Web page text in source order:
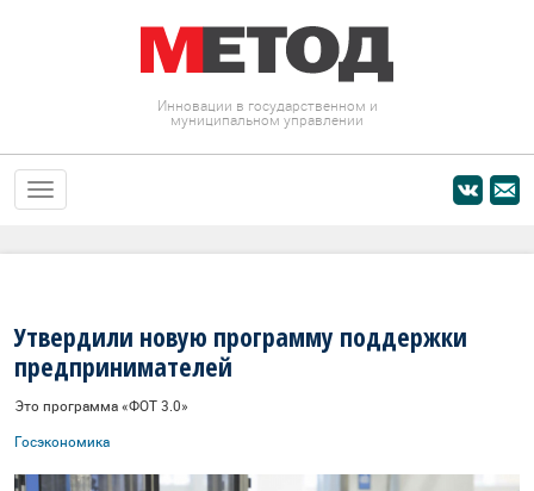
Инновации в государственном и
муниципальном управлении
Утвердили новую программу поддержки
предпринимателей
Это программа «ФОТ 3.0»
Госэкономика